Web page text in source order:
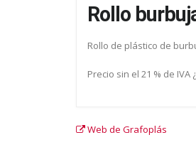
Rollo
Rollo de plástico de
Precio sin el 21 % de
Web de Grafoplás